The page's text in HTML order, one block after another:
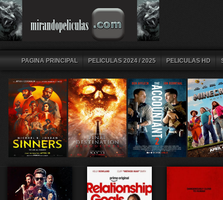
PAGINA PRINCIPAL PELICULAS 2024 / 2025 PELICULAS HD